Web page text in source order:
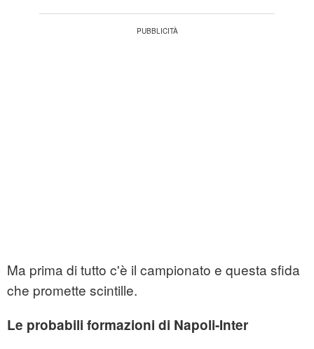
Ma prima di tutto c'è il campionato e questa sfida
che promette scintille.
Le probabili formazioni di Napoli-Inter